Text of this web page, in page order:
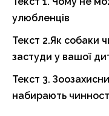
улюбленців
Текст 2.Як собаки
застуди у вашої
Текст 3.
набирають